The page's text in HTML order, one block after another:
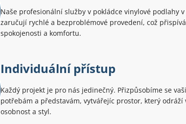
Naše profesionální služby v pokládce vinylové podlahy
zaručují rychlé a bezproblémové provedení, což
spokojenosti a komfortu.
Individuální přístup
Každý projekt je pro nás jedinečný. Přizpůsobíme se
potřebám a představám, vytvářejíc prostor, který odráží
osobnost a styl.